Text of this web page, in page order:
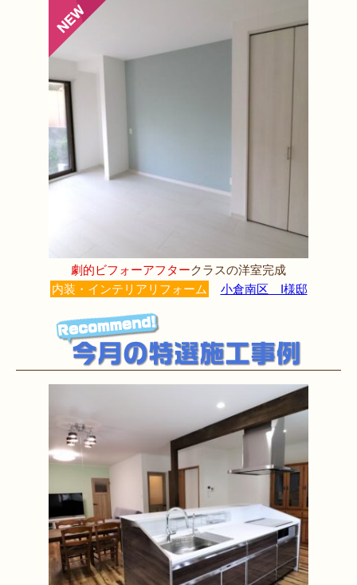
劇的ビフォーアフタークラスの洋室完成
内装・インテリアリフォーム
小倉南区 I様邸